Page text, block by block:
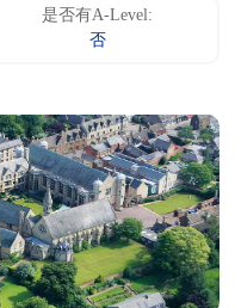
是否有A-Level:
否